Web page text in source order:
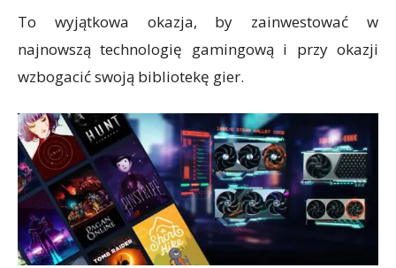
To wyjątkowa okazja, by zainwestować w
najnowszą technologię gamingową i przy okazji
wzbogacić swoją bibliotekę gier.